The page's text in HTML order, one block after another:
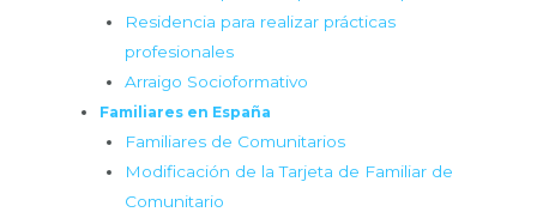
Residencia para realizar prácticas
profesionales
Arraigo Socioformativo
Familiares en España
Familiares de Comunitarios
Modificación de la Tarjeta de Familiar de
Comunitario